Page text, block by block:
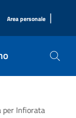
Area personale |
per Infiorata